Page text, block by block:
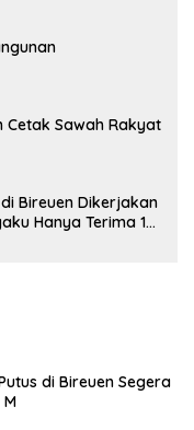
Cetak Sawah Rakyat
Bireuen Dikerjakan
Hanya Terima 10
di Bireuen Segera